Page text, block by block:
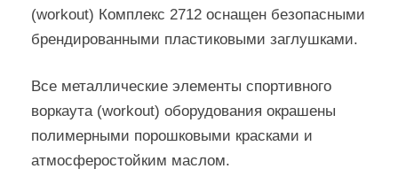
(workout) Комплекс 2712 оснащен безопасными
брендированными пластиковыми заглушками.
Все металлические элементы спортивного
воркаута (workout) оборудования окрашены
полимерными порошковыми красками и
атмосферостойким маслом.